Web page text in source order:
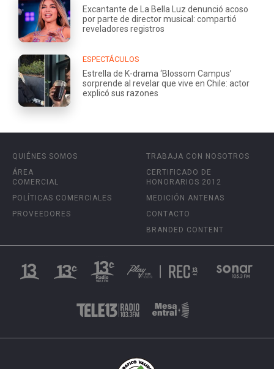
Excantante de La Bella Luz denunció acoso
por parte de director musical: compartió
reveladores registros
ESPECTÁCULOS
Estrella de K-drama ‘Blossom Campus’
sorprende al revelar que vive en Chile: actor
explicó sus razones
QUIÉNES SOMOS
ÁREA
COMERCIAL
POLÍTICAS COMERCIALES
PROVEEDORES
TRABAJA CON NOSOTROS
CERTIFICADO DE
HONORARIOS 2012
MEDICIÓN ANTENAS
CONTACTO
BRANDED CONTENT